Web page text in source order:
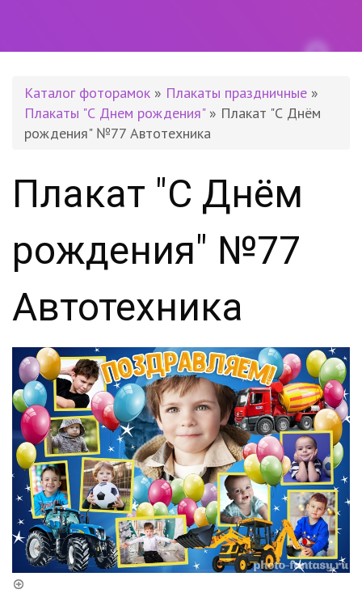
Каталог фоторамок » Плакаты праздничные »
Плакаты "С Днем рождения"» Плакат "С Днём
рождения" №77 Автотехника
Плакат "С Днём
рождения" №77
Автотехника